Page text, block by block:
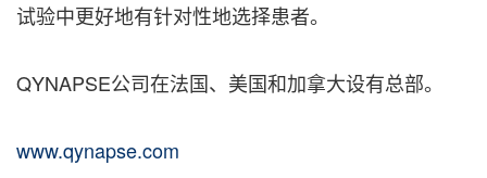
试验中更好地有针对性地选择患者。
QYNAPSE公司在法国、美国和加拿大设有总部。
www.qynapse.com